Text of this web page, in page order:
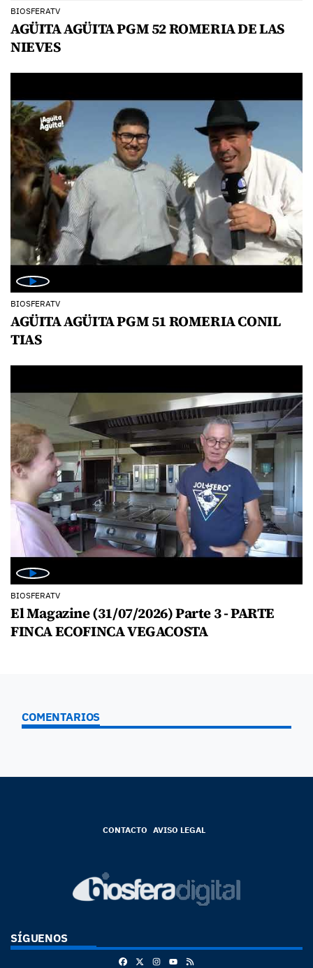
BIOSFERATV
AGÜITA AGÜITA PGM 52 ROMERIA DE LAS
NIEVES
BIOSFERATV
AGÜITA AGÜITA PGM 51 ROMERIA CONIL
TIAS
BIOSFERATV
El Magazine (31/07/2026) Parte 3 - PARTE
FINCA ECOFINCA VEGACOSTA
COMENTARIOS
CONTACTO AVISO LEGAL
SÍGUENOS
FacebookInstagram